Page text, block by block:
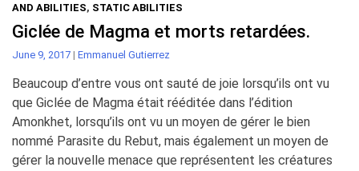
AND ABILITIES, STATIC ABILITIES
Giclée de Magma et morts retardées.
June 9, 2017 | Emmanuel Gutierrez
Beaucoup d’entre vous ont sauté de joie lorsqu’ils ont vu
que Giclée de Magma était rééditée dans l’édition
Amonkhet, lorsqu’ils ont vu un moyen de gérer le bien
nommé Parasite du Rebut, mais également un moyen de
gérer la nouvelle menace que représentent les créatures